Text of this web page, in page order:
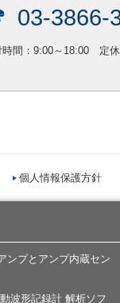
03-3866-
時間：9:00～18:00 定休
個人情報保護方針
ンプとアンプ内蔵セン
波形記録計 解析ソフ